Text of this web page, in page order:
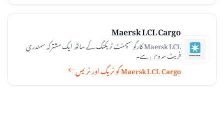
Maersk LCL Cargo
Maersk LCL کارگو شپمنٹ ٹریکنگ کے ساتھ ایک مشترکہ سمندری
فریٹ سروس ہے۔
Maersk LCL Cargo کو ٹریک اور ٹریس